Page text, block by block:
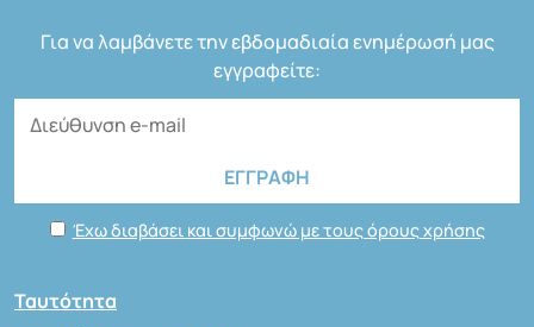
Για να λαμβάνετε την εβδομαδιαία ενημέρωσή μας
εγγραφείτε:
Έχω διαβάσει και συμφωνώ με τους όρους χρήσης
Ταυτότητα